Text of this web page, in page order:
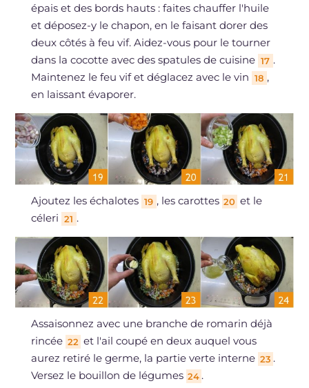
épais et des bords hauts : faites chauffer l'huile
et déposez-y le chapon, en le faisant dorer des
deux côtés à feu vif. Aidez-vous pour le tourner
dans la cocotte avec des spatules de cuisine 17 .
Maintenez le feu vif et déglacez avec le vin 18 ,
en laissant évaporer.
Ajoutez les échalotes 19 , les carottes 20 et le
céleri 21 .
Assaisonnez avec une branche de romarin déjà
rincée 22 et l'ail coupé en deux auquel vous
aurez retiré le germe, la partie verte interne 23 .
Versez le bouillon de légumes 24 .